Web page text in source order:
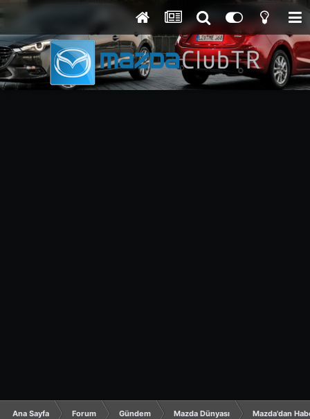
Ana Sayfa Forum Gündem Mazda Dünyası Mazda'dan